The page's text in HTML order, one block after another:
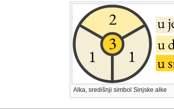
Alka, središnji simbol Sinjske alke